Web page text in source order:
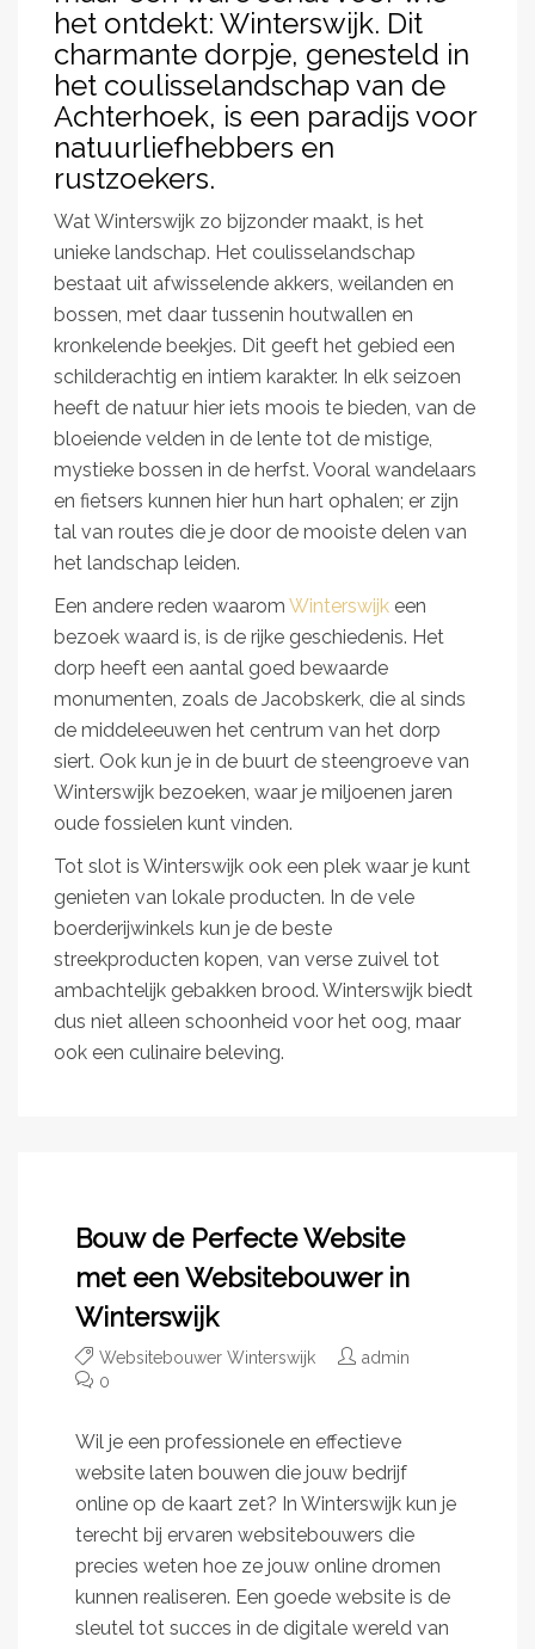
het ontdekt: Winterswijk. Dit
charmante dorpje, genesteld in
het coulisselandschap van de
Achterhoek, is een paradijs voor
natuurliefhebbers en
rustzoekers.
Wat Winterswijk zo bijzonder maakt, is het
unieke landschap. Het coulisselandschap
bestaat uit afwisselende akkers, weilanden en
bossen, met daar tussenin houtwallen en
kronkelende beekjes. Dit geeft het gebied een
schilderachtig en intiem karakter. In elk seizoen
heeft de natuur hier iets moois te bieden, van de
bloeiende velden in de lente tot de mistige,
mystieke bossen in de herfst. Vooral wandelaars
en fietsers kunnen hier hun hart ophalen; er zijn
tal van routes die je door de mooiste delen van
het landschap leiden.
Een andere reden waarom Winterswijk een
bezoek waard is, is de rijke geschiedenis. Het
dorp heeft een aantal goed bewaarde
monumenten, zoals de Jacobskerk, die al sinds
de middeleeuwen het centrum van het dorp
siert. Ook kun je in de buurt de steengroeve van
Winterswijk bezoeken, waar je miljoenen jaren
oude fossielen kunt vinden.
Tot slot is Winterswijk ook een plek waar je kunt
genieten van lokale producten. In de vele
boerderijwinkels kun je de beste
streekproducten kopen, van verse zuivel tot
ambachtelijk gebakken brood. Winterswijk biedt
dus niet alleen schoonheid voor het oog, maar
ook een culinaire beleving.
Bouw de Perfecte Website
met een Websitebouwer in
Winterswijk
Websitebouwer Winterswijk
admin
0
Wil je een professionele en effectieve
website laten bouwen die jouw bedrijf
online op de kaart zet? In Winterswijk kun je
terecht bij ervaren websitebouwers die
precies weten hoe ze jouw online dromen
kunnen realiseren. Een goede website is de
sleutel tot succes in de digitale wereld van